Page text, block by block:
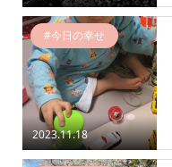
2023.11.18
#今日の幸せ